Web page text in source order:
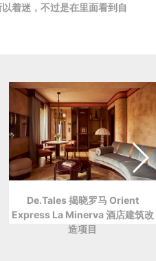
着迷，不过是在里面看到自
De.Tales 揭晓罗马 Orient
Express La Minerva 酒店建筑改
造项目